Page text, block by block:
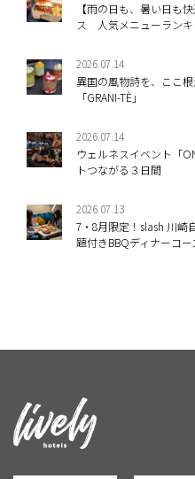
【雨の日も、暑い日も
ス 人気メニューランキ
2026.07.14
異国の風物詩を、ここ
「GRANI-TÈ」
2026.07.14
ウェルネスイベント「
トつながる３日間
2026.07.13
7・8月限定！slash 川崎
題付きBBQディナーコー